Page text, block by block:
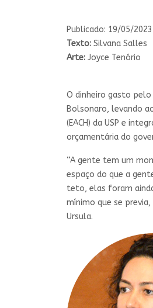
Publicado: 19/05/
Texto: Silvana Salles
Arte: Joyce Tenório
O dinheiro gasto
Bolsonaro, levando
(EACH) da USP e
orçamentária do
“A gente tem um
espaço do que a
teto, elas foram
mínimo que se
Ursula.